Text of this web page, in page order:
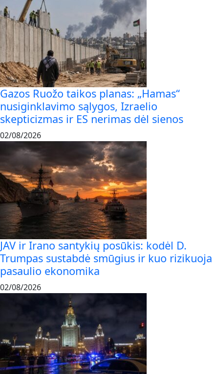
Gazos Ruožo taikos planas: „Hamas“
nusiginklavimo sąlygos, Izraelio
skepticizmas ir ES nerimas dėl sienos
02/08/2026
JAV ir Irano santykių posūkis: kodėl D.
Trumpas sustabdė smūgius ir kuo rizikuoja
pasaulio ekonomika
02/08/2026